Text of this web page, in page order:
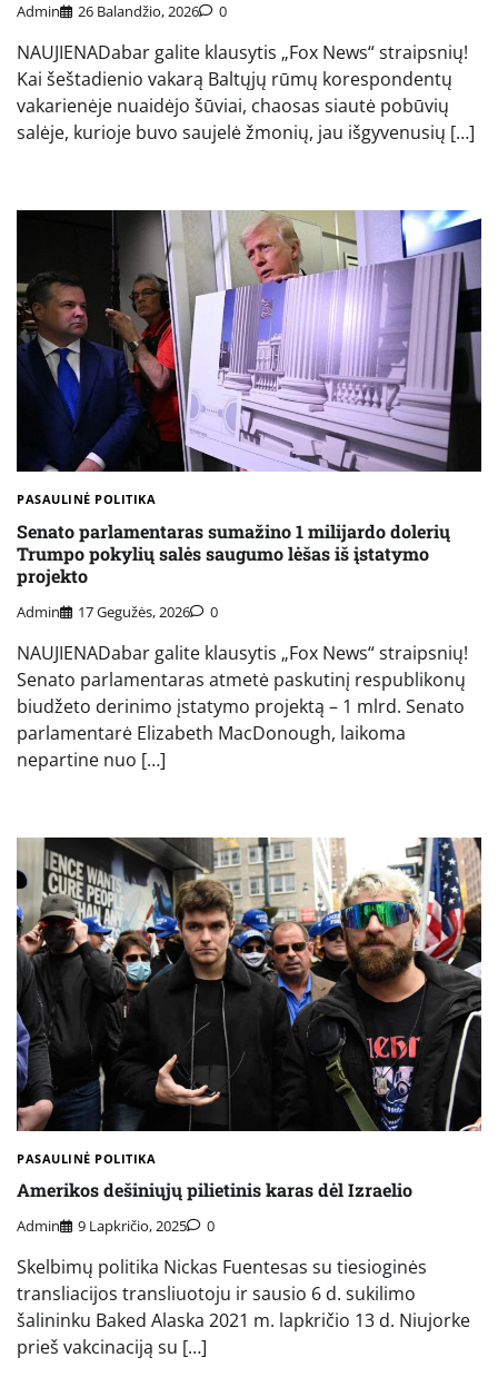
Admin 26 Balandžio, 2026 0
NAUJIENADabar galite klausytis „Fox News“ straipsnių!
Kai šeštadienio vakarą Baltųjų rūmų korespondentų
vakarienėje nuaidėjo šūviai, chaosas siautė pobūvių
salėje, kurioje buvo saujelė žmonių, jau išgyvenusių […]
PASAULINĖ POLITIKA
Senato parlamentaras sumažino 1 milijardo dolerių
Trumpo pokylių salės saugumo lėšas iš įstatymo
projekto
Admin 17 Gegužės, 2026 0
NAUJIENADabar galite klausytis „Fox News“ straipsnių!
Senato parlamentaras atmetė paskutinį respublikonų
biudžeto derinimo įstatymo projektą – 1 mlrd. Senato
parlamentarė Elizabeth MacDonough, laikoma
nepartine nuo […]
PASAULINĖ POLITIKA
Amerikos dešiniųjų pilietinis karas dėl Izraelio
Admin 9 Lapkričio, 2025 0
Skelbimų politika Nickas Fuentesas su tiesioginės
transliacijos transliuotoju ir sausio 6 d. sukilimo
šalininku Baked Alaska 2021 m. lapkričio 13 d. Niujorke
prieš vakcinaciją su […]